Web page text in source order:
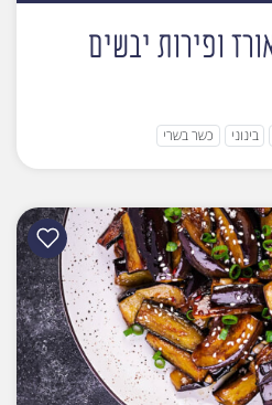
ופירות יבשים
בינוני כשר בשרי